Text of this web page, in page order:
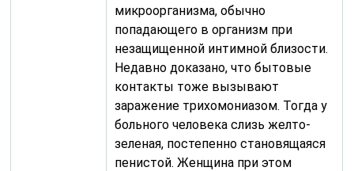
микроорганизма, обычно
попадающего в организм при
незащищенной интимной близости.
Недавно доказано, что бытовые
контакты тоже вызывают
заражение трихомониазом. Тогда у
больного человека слизь желто-
зеленая, постепенно становящаяся
пенистой. Женщина при этом